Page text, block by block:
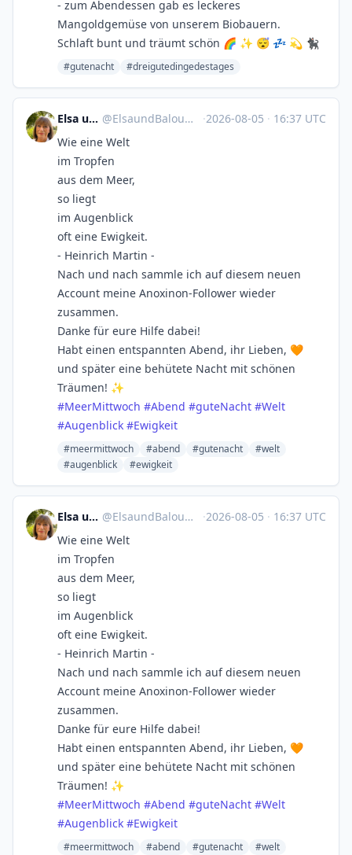
- zum Abendessen gab es leckeres
Mangoldgemüse von unserem Biobauern.
Schlaft bunt und träumt schön 🌈 ✨ 😴 💤 💫 🐈‍⬛
#gutenacht #dreigutedingedestages
Elsa und Balou @ElsaundBalou@mastodon.social ·2026-08-05 · 16:37 UTC
Wie eine Welt
im Tropfen
aus dem Meer,
so liegt
im Augenblick
oft eine Ewigkeit.
- Heinrich Martin -
Nach und nach sammle ich auf diesem neuen
Account meine Anoxinon-Follower wieder
zusammen.
Danke für eure Hilfe dabei!
Habt einen entspannten Abend, ihr Lieben, 🧡
und später eine behütete Nacht mit schönen
Träumen! ✨
#MeerMittwoch #Abend #guteNacht #Welt
#Augenblick #Ewigkeit
#meermittwoch #abend #gutenacht
#welt
#augenblick
#ewigkeit
Elsa und Balou @ElsaundBalou@mastodon.social ·2026-08-05 · 16:37 UTC
Wie eine Welt
im Tropfen
aus dem Meer,
so liegt
im Augenblick
oft eine Ewigkeit.
- Heinrich Martin -
Nach und nach sammle ich auf diesem neuen
Account meine Anoxinon-Follower wieder
zusammen.
Danke für eure Hilfe dabei!
Habt einen entspannten Abend, ihr Lieben, 🧡
und später eine behütete Nacht mit schönen
Träumen! ✨
#MeerMittwoch #Abend #guteNacht #Welt
#Augenblick #Ewigkeit
#meermittwoch #abend #gutenacht
#welt